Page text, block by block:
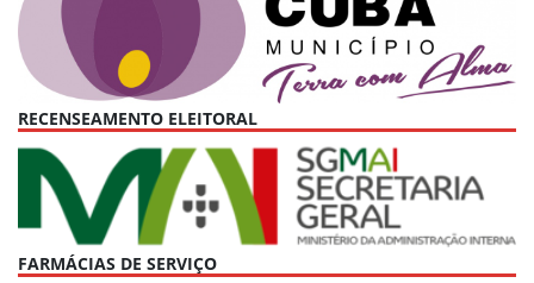
RECENSEAMENTO ELEITORAL
FARMÁCIAS DE SERVIÇO